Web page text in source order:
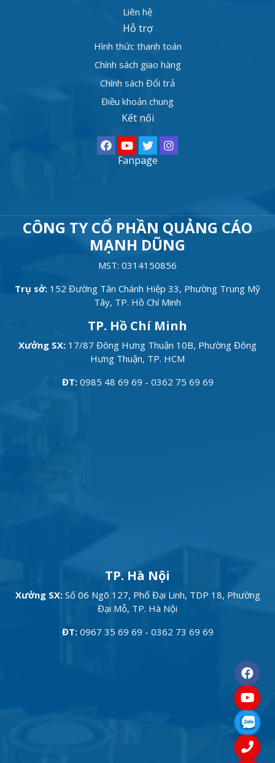
Liên hệ
Hỗ trợ
Hình thức thanh toán
Chính sách giao hàng
Chính sách Đổi trả
Điều khoản chung
Kết nối
Fanpage
CÔNG TY CỔ PHẦN QUẢNG CÁO
MẠNH DŨNG
MST: 0314150856
Trụ sở: 152 Đường Tân Chánh Hiệp 33, Phường Trung Mỹ
Tây, TP. Hồ Chí Minh
TP. Hồ Chí Minh
Xưởng SX: 17/87 Đông Hưng Thuận 10B, Phường Đông
Hưng Thuận, TP. HCM
ĐT:0985 48 69 69 - 0362 75 69 69
TP. Hà Nội
Xưởng SX:Số 06 Ngõ 127, Phố Đại Linh, TDP 18, Phường
Đại Mỗ, TP. Hà Nội
ĐT:0967 35 69 69 - 0362 73 69 69